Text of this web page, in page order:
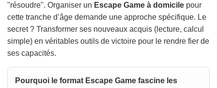
"résoudre". Organiser un Escape Game à domicile pour
cette tranche d’âge demande une approche spécifique. Le
secret ? Transformer ses nouveaux acquis (lecture, calcul
simple) en véritables outils de victoire pour le rendre fier de
ses capacités.
Pourquoi le format Escape Game fascine les